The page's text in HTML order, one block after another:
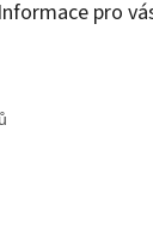
Informace pro